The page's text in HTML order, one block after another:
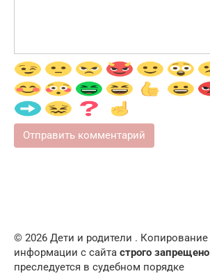
© 2026 Дети и родители . Копирование
информации с сайта строго запрещено
преследуется в судебном порядке